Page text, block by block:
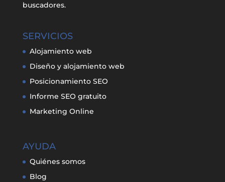
buscadores.
SERVICIOS
Alojamiento web
Diseño y alojamiento web
Posicionamiento SEO
Informe SEO gratuito
Marketing Online
AYUDA
Quiénes somos
Blog